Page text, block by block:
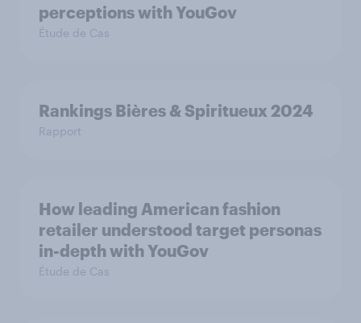
perceptions with YouGov
Étude de Cas
Rankings Bières & Spiritueux 2024
Rapport
How leading American fashion
retailer understood target personas
in-depth with YouGov
Étude de Cas